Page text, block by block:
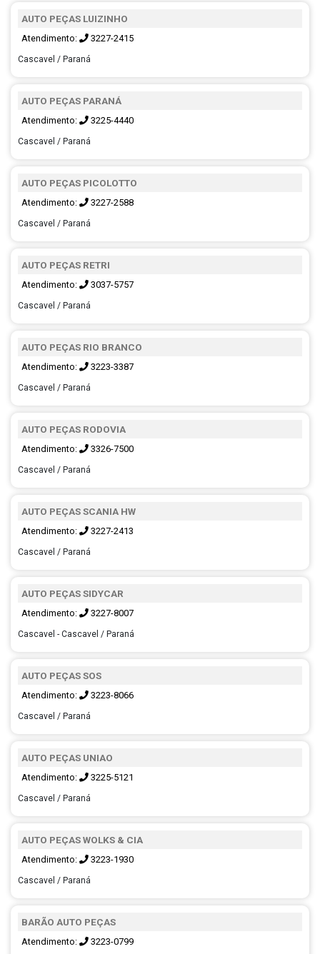
AUTO PEÇAS LUIZINHO
Atendimento: 3227-2415
Cascavel / Paraná
AUTO PEÇAS PARANÁ
Atendimento: 3225-4440
Cascavel / Paraná
AUTO PEÇAS PICOLOTTO
Atendimento: 3227-2588
Cascavel / Paraná
AUTO PEÇAS RETRI
Atendimento: 3037-5757
Cascavel / Paraná
AUTO PEÇAS RIO BRANCO
Atendimento: 3223-3387
Cascavel / Paraná
AUTO PEÇAS RODOVIA
Atendimento: 3326-7500
Cascavel / Paraná
AUTO PEÇAS SCANIA HW
Atendimento: 3227-2413
Cascavel / Paraná
AUTO PEÇAS SIDYCAR
Atendimento: 3227-8007
Cascavel - Cascavel / Paraná
AUTO PEÇAS SOS
Atendimento: 3223-8066
Cascavel / Paraná
AUTO PEÇAS UNIAO
Atendimento: 3225-5121
Cascavel / Paraná
AUTO PEÇAS WOLKS & CIA
Atendimento: 3223-1930
Cascavel / Paraná
BARÃO AUTO PEÇAS
Atendimento: 3223-0799